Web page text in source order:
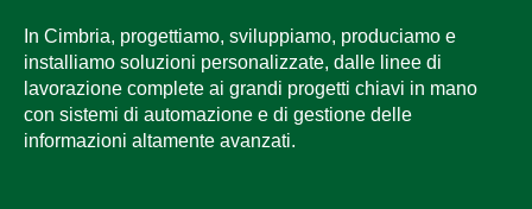
In Cimbria, progettiamo, sviluppiamo, produciamo e
installiamo soluzioni personalizzate, dalle linee di
lavorazione complete ai grandi progetti chiavi in mano
con sistemi di automazione e di gestione delle
informazioni altamente avanzati.